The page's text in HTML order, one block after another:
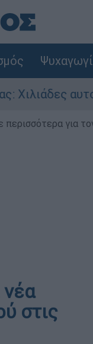
για
στις